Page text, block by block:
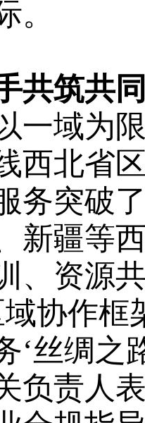
。
共筑共
域为限
西北省
务突破
新疆等
、资源
作框
‘丝绸之
负责人